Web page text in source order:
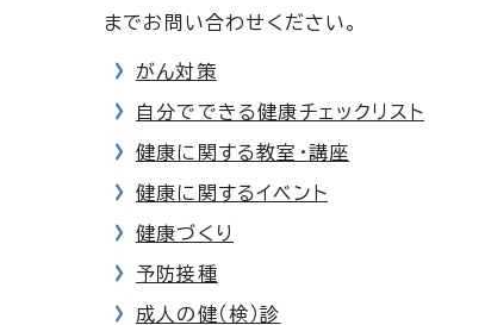
までお問い合わせください。
がん対策
自分でできる健康チェックリスト
健康に関する教室・講座
健康に関するイベント
健康づくり
予防接種
成人の健（検）診